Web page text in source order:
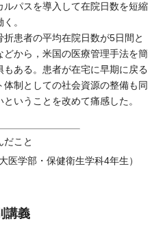
パスを導入して在院日数を短縮
。
患者の平均在院日数が5日間と
から，米国の医療管理手法を簡
ある。患者が在宅に早期に戻る
制としての社会資源の整備も同
いうことを改めて痛感した。
だこと
医学部・保健衛生学科4年生）
講義